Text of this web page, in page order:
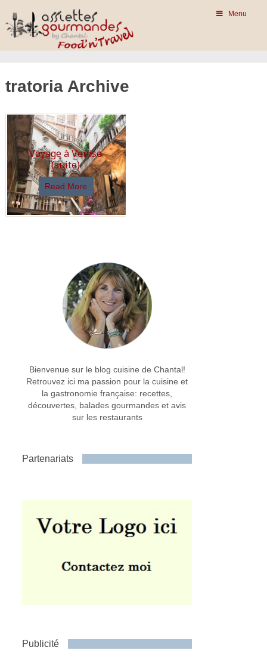
Menu
tratoria Archive
Voyage à Venise
(suite)
Read More
Bienvenue sur le blog cuisine de Chantal!
Retrouvez ici ma passion pour la cuisine et
la gastronomie française: recettes,
découvertes, balades gourmandes et avis
sur les restaurants
Partenariats
Publicité